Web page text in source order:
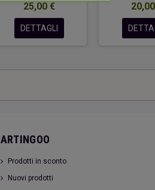
25,00 €
DETTAGLI
ARTINGOO
Prodotti in sconto
Nuovi prodotti